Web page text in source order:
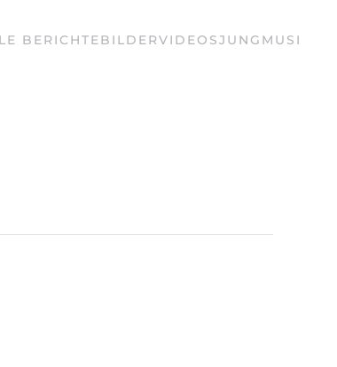
BERICHTEBILDERVIDEOSJUNGMUSI